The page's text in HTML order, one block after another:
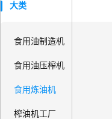
大类
食用油制造机
食用油压榨机
食用炼油机
榨油机工厂